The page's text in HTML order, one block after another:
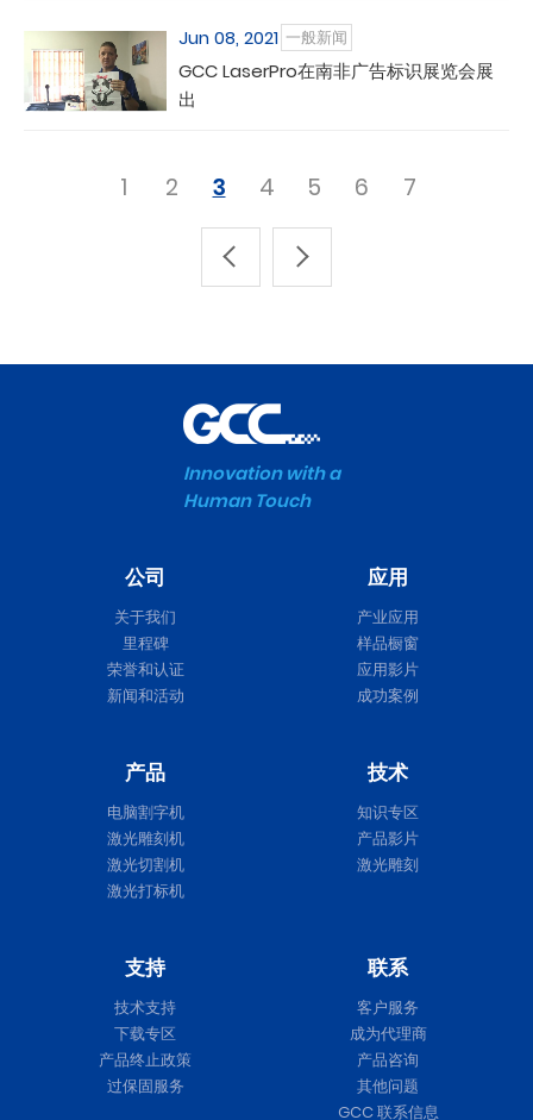
Jun 08, 2021 一般新闻
GCC LaserPro在南非广告标识展览会展
出
1 2 3 4 5 6 7
Innovation with a
Human Touch
公司
关于我们
里程碑
荣誉和认证
新闻和活动
应用
产业应用
样品橱窗
应用影片
成功案例
产品
电脑割字机
激光雕刻机
激光切割机
激光打标机
技术
知识专区
产品影片
激光雕刻
支持
技术支持
下载专区
产品终止政策
过保固服务
联系
客户服务
成为代理商
产品咨询
其他问题
GCC 联系信息